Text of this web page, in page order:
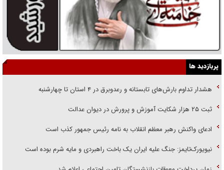
پربازدید ها
هشدار تداوم بارش‌های تابستانه و رعدوبرق در ۴ استان تا چهارشنبه
ثبت ۲۵ هزار شکایت آموزش و پرورش در دیوان عدالت
ادعای واکنش رهبر معظم انقلاب به نامه رئیس جمهور کذب است
نیویورک‌تایمز: جنگ علیه ایران یک باخت راهبردی و مایه شرم بوده است